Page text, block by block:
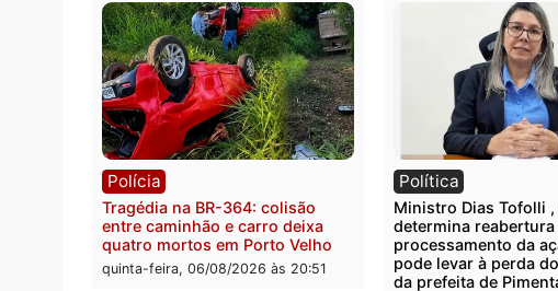
Polícia
Polícia Civil deflagra operação
contra facção criminosa que
atacava provedores de internet
em Rondônia
sexta-feira, 07/08/2026 às 09:33
Polícia
Homem é
residência no
em RO
sexta-feira, 07/